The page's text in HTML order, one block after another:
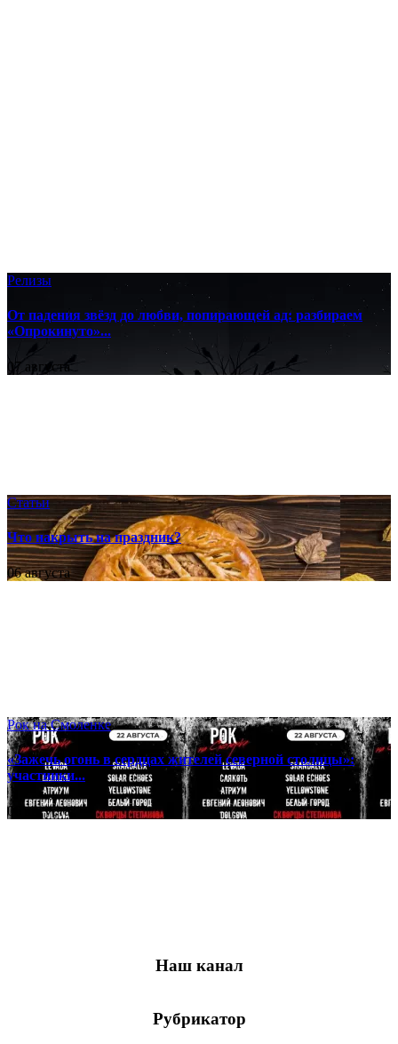
Релизы
От падения звёзд до любви, попирающей ад: разбираем
«Опрокинуто»...
07 августа
Статьи
Что накрыть на праздник?
06 августа
Рок на Смоленке
«Зажечь огонь в сердцах жителей северной столицы»:
участники...
06 августа
Наш канал
Рубрикатор